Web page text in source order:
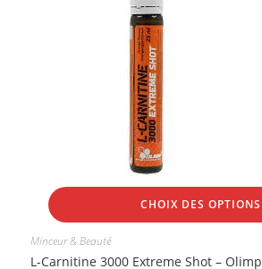
CHOIX DES OPTIONS
Minceur & Beauté
L-Carnitine 3000 Extreme Shot – Olimp